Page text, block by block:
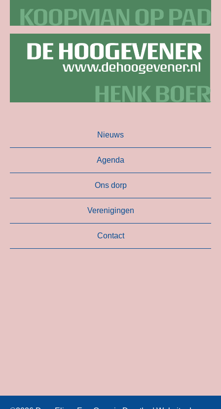
Nieuws
Agenda
Ons dorp
Verenigingen
Contact